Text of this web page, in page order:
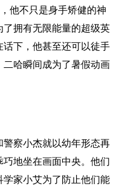
他不只是身手矫健的神
拥有无限能量的超级英
下，他甚至还可以徒手
哈瞬间成为了暑假动画
察小杰就以幼年形态再
地坐在画面中央。他们
家小艾为了防止他们能